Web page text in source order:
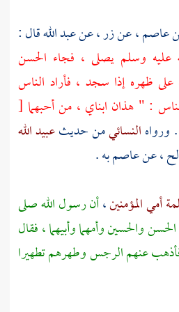
عاصم، عنزر، عنعبد اللهقال :
عليه وسلم يصلى ، فجاء الحسن
على ظهره إذا سجد ، فأراد الناس
: " هذان ابناي ، من أحبهما [
. ورواهالنسائيمن حديثعبيد الله
، عنعاصمبه .
أمي المؤمنين،أن رسول الله صلى
الحسنوالحسينوأمهما وأبيهما ، فقال
عنهم الرجس وطهرهم تطهيرا